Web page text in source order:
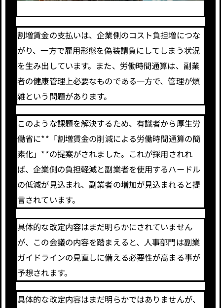
割増賃金の支払いは、企業側のコスト負担増につな
がり、一方で雇用形態を偽装請負にしてしまう状況
を生み出しています。また、労働時間通算は、副業
者の健康管理上必要なものである一方で、管理が煩
雑という問題があります。
このような課題を解決するため、有識者から厚生労
働省に**「割増賃金の削減による労働時間通算の簡
素化」**の提案がされました。これが採用されれ
ば、企業側の負担軽減と副業者を使用するハードル
の低減が見込まれ、副業者の増加が見込まれると提
言されています。
具体的な改定内容はまだ明らかにされていません
が、この会議の内容を踏まえると、人事部門は副業
ガイドラインの見直しに備える必要性が高まる事が
予想されます。
具体的な改定内容はまだ明らかではありませんが、